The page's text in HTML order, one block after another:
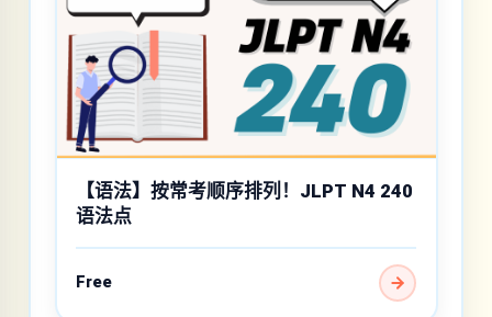
【语法】按常考顺序排列！JLPT N4 240
语法点
Free